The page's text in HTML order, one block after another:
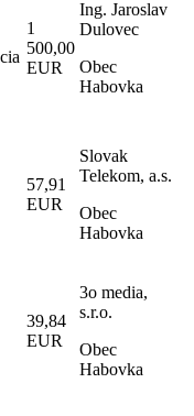
1
500,00
EUR
Ing. Jaroslav
Dulovec
Obec
Habovka
57,91
EUR
Slovak
Telekom, a.s.
Obec
Habovka
39,84
EUR
3o media,
s.r.o.
Obec
Habovka